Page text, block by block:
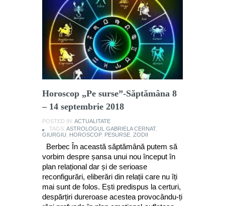
Horoscop „Pe surse”-Săptămâna 8
– 14 septembrie 2018
POSTED IN: ACTUALITATE
TAGS: ASTROLOGUL GABRIELA CERNAT,
GIURGIU
HOROSCOP, PESURSE ZODII
Berbec În această săptămână putem să
vorbim despre șansa unui nou început în
plan relațional dar și de serioase
reconfigurări, eliberări din relații care nu îți
mai sunt de folos. Ești predispus la certuri,
despărțiri dureroase acestea provocându-ți